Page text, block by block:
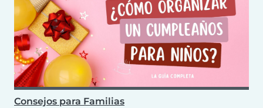
Consejos para Familias